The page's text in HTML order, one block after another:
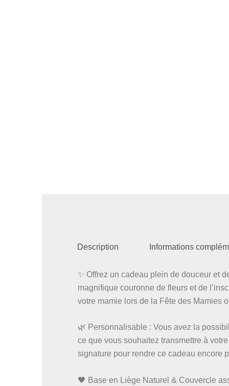
Description Informations
✨ Offrez un cadeau plein de douceur et
magnifique couronne de fleurs et de
votre mamie lors de la Fête des Mamies
🌿 Personnalisable : Vous avez la
ce que vous souhaitez transmettre à
signature pour rendre ce cadeau encore
🖤 Base en Liège Naturel & Couvercle